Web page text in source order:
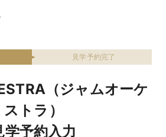
見学予約完了
（ジャムオーケ
ストラ）
学予約入力